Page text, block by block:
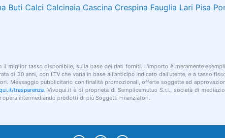
Buti Calci Calcinaia Cascina Crespina Fauglia Lari Pisa
miglior tasso disponibile, sulla base dei dati forniti. L'importo è meramente
di 30 anni, con LTV che varia in base all'anticipo indicato dall'utente, e a tasso
Messaggio pubblicitario con finalità promozionali, offerte soggette ad
trasparenza. Vivoqui.it è di proprietà di Semplicemutuo S.r.l., società di
intermediando prodotti di più Soggetti Finanziatori.